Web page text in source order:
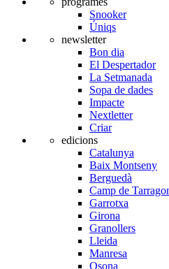
Snooker
Úniqs
newsletter
Bon dia
El Despertador
La Setmanada
Sopa de dades
Impacte
Nextletter
Criar
edicions
Catalunya
Baix Montseny
Berguedà
Camp de
Garrotxa
Girona
Granollers
Lleida
Manresa
Osona